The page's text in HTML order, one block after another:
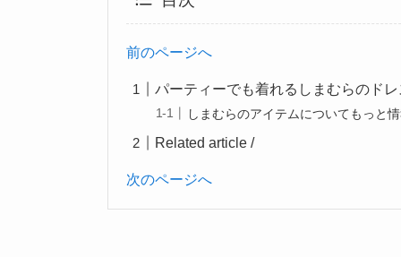
前のページへ
パーティーでも着れるしまむらのドレ
しまむらのアイテムについてもっと
Related article /
次のページへ